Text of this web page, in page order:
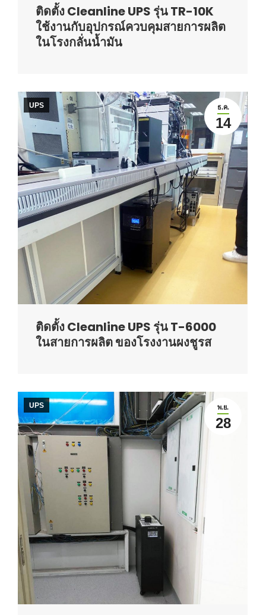
ติดตั้ง Cleanline UPS รุ่น TR-10K
ใช้งานกับอุปกรณ์ควบคุมสายการผลิต
ในโรงกลั่นน้ำมัน
ธ.ค.
14
UPS
ติดตั้ง Cleanline UPS รุ่น T-6000
ในสายการผลิต ของโรงงานผงชูรส
พ.ย.
28
UPS